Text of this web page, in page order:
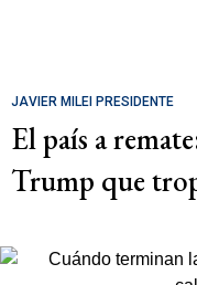
JAVIER MILEI PRESIDENTE
El país a
Trump que